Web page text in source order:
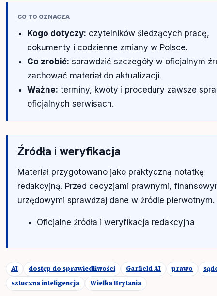
CO TO OZNACZA
Kogo dotyczy: czytelników śledzących pracę,
dokumenty i codzienne zmiany w Polsce.
Co zrobić: sprawdzić szczegóły w oficjalnym
zachować materiał do aktualizacji.
Ważne: terminy, kwoty i procedury zawsze
oficjalnych serwisach.
Źródła i weryfikacja
Materiał przygotowano jako praktyczną notatkę
redakcyjną. Przed decyzjami prawnymi,
urzędowymi sprawdzaj dane w źródle pierwotnym.
Oficjalne źródła i weryfikacja redakcyjna
AI dostęp do sprawiedliwości Garfield AI prawo
sztuczna inteligencja
Wielka Brytania